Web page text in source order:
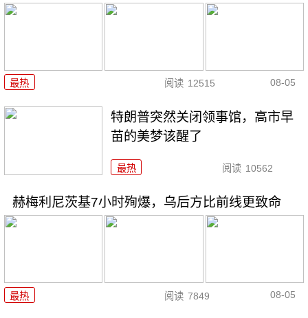
最热 阅读 12515 08-05
特朗普突然关闭领事馆，高市早
苗的美梦该醒了
最热 阅读 10562
赫梅利尼茨基7小时殉爆，乌后方比前线更致命
最热 阅读 7849 08-05